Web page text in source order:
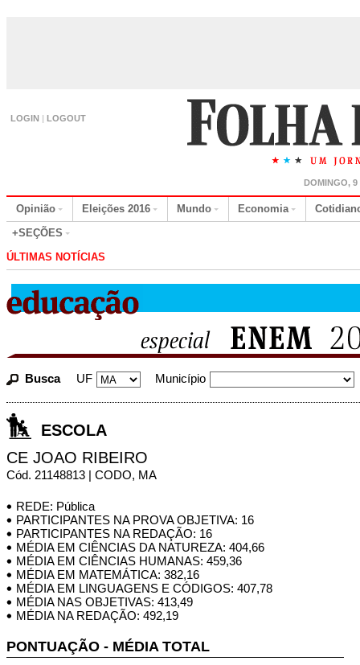
LOGIN | LOGOUT
DOMINGO,
Opinião Eleições 2016 Mundo Economia
+SEÇÕES
ÚLTIMAS NOTÍCIAS
Busca UF Município
ESCOLA
CE JOAO RIBEIRO
Cód. 21148813 | CODO, MA
REDE: Pública
PARTICIPANTES NA PROVA OBJETIVA: 16
PARTICIPANTES NA REDAÇÃO: 16
MÉDIA EM CIÊNCIAS DA NATUREZA: 404,66
MÉDIA EM CIÊNCIAS HUMANAS: 459,36
MÉDIA EM MATEMÁTICA: 382,16
MÉDIA EM LINGUAGENS E CÓDIGOS: 407,78
MÉDIA NAS OBJETIVAS: 413,49
MÉDIA NA REDAÇÃO: 492,19
PONTUAÇÃO - MÉDIA TOTAL